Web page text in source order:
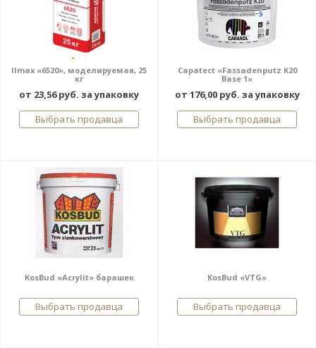
Ilmax «6520», моделируемая, 25
кг
от 23,56 руб. за упаковку
Выбрать продавца
Capatect «Fassadenputz K20
Base 1»
от 176,00 руб. за упаковку
Выбрать продавца
KosBud «Acrylit» барашек
Выбрать продавца
KosBud «VTG»
Выбрать продавца